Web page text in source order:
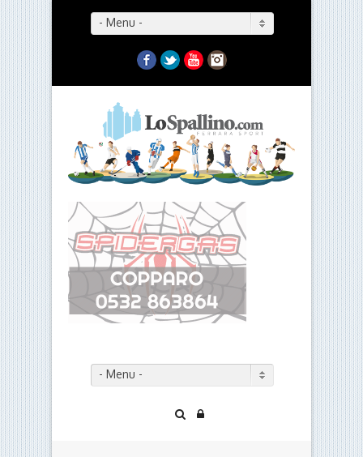
- Menu -
Facebook
TwitterYouTubeInstagram
- Menu -